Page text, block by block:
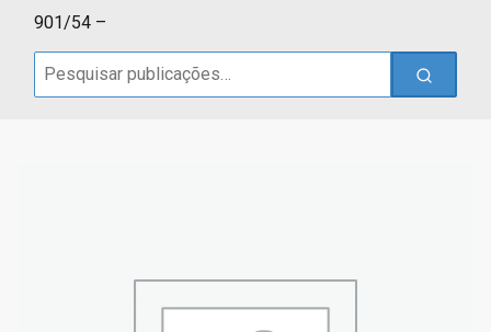
901/54 –
Search